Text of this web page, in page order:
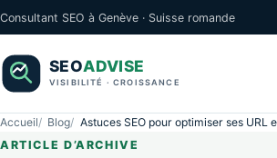
Consultant SEO à Genève · Suisse romande
Accueil Blog
Astuces SEO pour optimiser ses URL
ARTICLE D’ARCHIVE